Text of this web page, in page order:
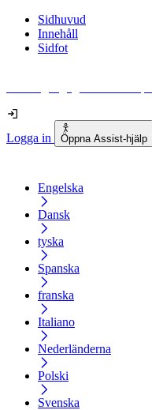
Sidhuvud
Innehåll
Sidfot
Logga in Öppna Assist-hjälp
Engelska
Dansk
tyska
Spanska
franska
Italiano
Nederländerna
Polski
Svenska